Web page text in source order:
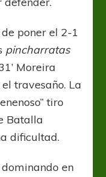
de poner el 2-1
pincharratas
Moreira
travesaño. La
tiro
Batalla
dificultad.
en